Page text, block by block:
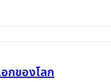
กของโลก